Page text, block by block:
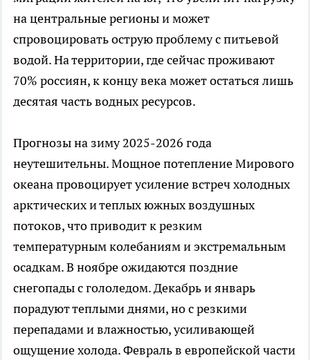
на центральные регионы и может
спровоцировать острую проблему с питьевой
водой. На территории, где сейчас проживают
70% россиян, к концу века может остаться лишь
десятая часть водных ресурсов.
Прогнозы на зиму 2025-2026 года
неутешительны. Мощное потепление Мирового
океана провоцирует усиление встреч холодных
арктических и теплых южных воздушных
потоков, что приводит к резким
температурным колебаниям и экстремальным
осадкам. В ноябре ожидаются поздние
снегопады с гололедом. Декабрь и январь
порадуют теплыми днями, но с резкими
перепадами и влажностью, усиливающей
ощущение холода. Февраль в европейской части